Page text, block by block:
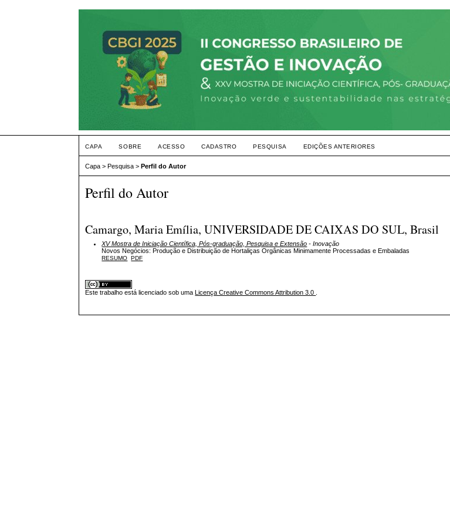
CAPA SOBRE ACESSO CADASTRO PESQUISA EDIÇÕES ANTERIORES
Capa >Pesquisa >Perfil do Autor
Perfil do Autor
Camargo, Maria Emília, UNIVERSIDADE DE CAIXAS DO SUL, Brasil
XV Mostra de Iniciação Científica, Pós-graduação, Pesquisa e Extensão - Inovação
Novos Negócios: Produção e Distribuição de Hortaliças Orgânicas Minimamente Processadas e Embaladas
RESUMO PDF
Este trabalho está licenciado sob uma Licença Creative Commons Attribution 3.0